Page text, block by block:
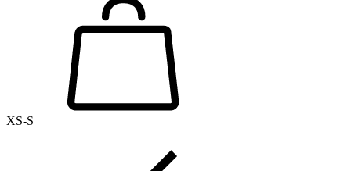
XS-S